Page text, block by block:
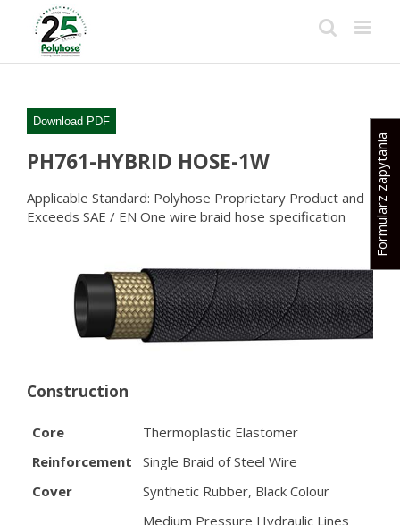
content
Download PDF
PH761-HYBRID HOSE-1W
Applicable Standard: Polyhose Proprietary Product and
Exceeds SAE / EN One wire braid hose specification
Construction
Core
Thermoplastic Elastomer
Reinforcement
Single Braid of Steel Wire
Cover
Synthetic Rubber, Black Colour
Medium Pressure Hydraulic Lines
Formularz zapytania